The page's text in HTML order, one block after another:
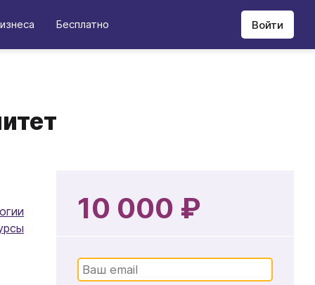
Бесплатно Войти
10 000 ₽